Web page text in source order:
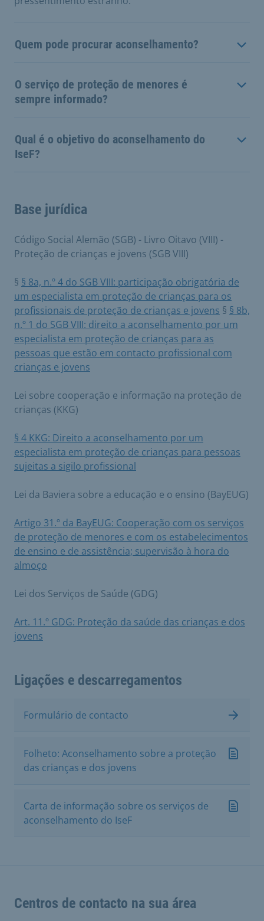
Quem pode procurar aconselhamento?
O serviço de proteção de menores é
sempre informado?
Qual é o objetivo do aconselhamento do
IseF?
Base jurídica
Código Social Alemão (SGB) - Livro Oitavo (VIII) -
Proteção de crianças e jovens (SGB VIII)
§ § 8a, n.º 4 do SGB VIII: participação obrigatória de
um especialista em proteção de crianças para os
profissionais de proteção de crianças e jovens § § 8b,
n.º 1 do SGB VIII: direito a aconselhamento por um
especialista em proteção de crianças para as
pessoas que estão em contacto profissional com
crianças e jovens
Lei sobre cooperação e informação na proteção de
crianças (KKG)
§ 4 KKG: Direito a aconselhamento por um
especialista em proteção de crianças para pessoas
sujeitas a sigilo profissional
Lei da Baviera sobre a educação e o ensino (BayEUG)
Artigo 31.º da BayEUG: Cooperação com os serviços
de proteção de menores e com os estabelecimentos
de ensino e de assistência; supervisão à hora do
almoço
Lei dos Serviços de Saúde (GDG)
Art. 11.º GDG: Proteção da saúde das crianças e dos
jovens
Ligações e descarregamentos
Formulário de contacto
Folheto: Aconselhamento sobre a proteção
das crianças e dos jovens
Carta de informação sobre os serviços de
aconselhamento do IseF
Centros de contacto na sua área